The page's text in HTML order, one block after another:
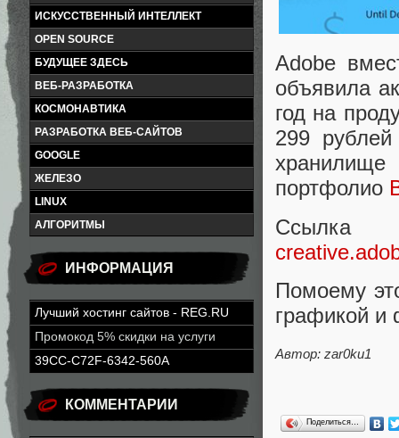
ИСКУССТВЕННЫЙ ИНТЕЛЛЕКТ
OPEN SOURCE
БУДУЩЕЕ ЗДЕСЬ
ВЕБ-РАЗРАБОТКА
КОСМОНАВТИКА
РАЗРАБОТКА ВЕБ-САЙТОВ
GOOGLE
ЖЕЛЕЗО
LINUX
АЛГОРИТМЫ
ИНФОРМАЦИЯ
Лучший хостинг сайтов - REG.RU
Промокод 5% скидки на услуги
39CC-C72F-6342-560A
КОММЕНТАРИИ
Adobe
объявила
год на
299
портфолио
Помоему
графикой и
Автор: zar0ku1
Поделиться…